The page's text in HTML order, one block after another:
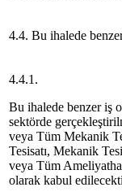
4.4. Bu ihalede
4.4.1.
Bu ihalede benzer iş
sektörde
veya Tüm Mekanik
Tesisatı, Mekanik
veya Tüm
olarak kabul